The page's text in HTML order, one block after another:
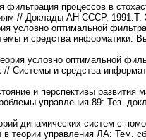
процессов в
// Доклады АН СССР, 1991.Т.
оптимальной
и средства информатики.
условно оптимальной
// Системы и средства
и перспективы развития
управления-89: Тез.
динамических систем с
в теории управления ЛА: